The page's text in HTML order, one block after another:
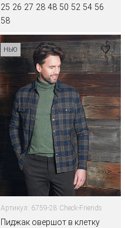
25 26 27 28 48 50 52 54 56
58
НЬЮ
Артикул: 6759-28 Check-Friends
Пиджак овершот в клетку